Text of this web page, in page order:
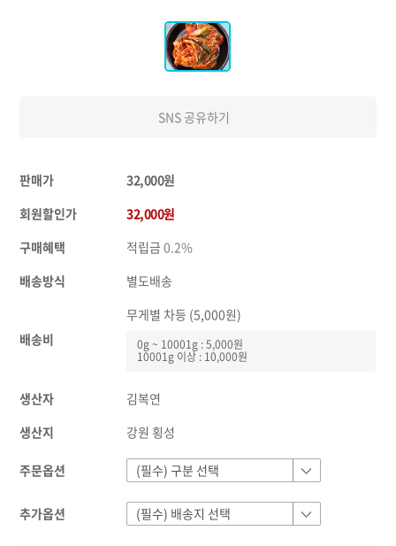
SNS 공유하기
판매가
32,000원
회원할인가
32,000원
구매혜택
적립금0.2%
배송방식
별도배송
배송비
무게별 차등 (5,000원)
0g ~ 10001g : 5,000원
10001g 이상 : 10,000원
생산자
김복연
생산지
강원 횡성
주문옵션
추가옵션